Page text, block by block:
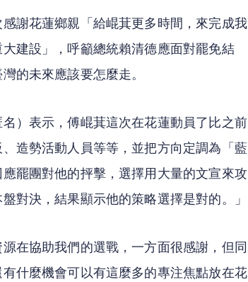
謝花蓮鄉親「給崐萁更多時間，來完成我
建設」，呼籲總統賴清德應面對罷免結
的未來應該要怎麼走。
）表示，傅崐萁這次在花蓮動員了比之前
造勢活動人員等等，並把方向定調為「藍
罷團對他的抨擊，選擇用大量的文宣來攻
對決，結果顯示他的策略選擇是對的。」
在協助我們的選戰，一方面很感謝，但同
什麼機會可以有這麼多的專注焦點放在花